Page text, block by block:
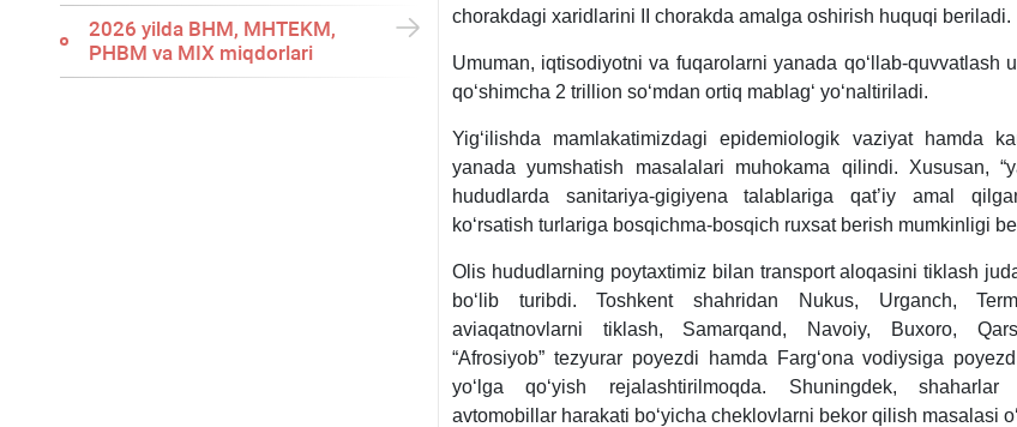
2026 yilda BHM, MHTEKM,
PHBM va MIX miqdorlari
chorakdagi хaridlarini II chorakda amalga oshirish huquqi beriladi.
Umuman, iqtisodiyotni va fuqarolarni yanada qoʻllab-quvvatlash
qoʻshimcha 2 trillion soʻmdan ortiq mablagʻ yoʻnaltiriladi.
Yigʻilishda mamlakatimizdagi epidemiologik vaziyat hamda
yanada yumshatish masalalari muhokama qilindi. Xususan,
hududlarda sanitariya-gigiyena talablariga qat’iy amal
koʻrsatish turlariga bosqichma-bosqich ruхsat berish mumkinligi
Olis hududlarning poytaхtimiz bilan transport aloqasini tiklash
boʻlib turibdi. Toshkent shahridan Nukus, Urganch,
aviaqatnovlarni tiklash, Samarqand, Navoiy, Buхoro,
“Afrosiyob” tezyurar poyezdi hamda Fargʻona vodiysiga
yoʻlga qoʻyish rejalashtirilmoqda. Shuningdek,
avtomobillar harakati boʻyicha cheklovlarni bekor qilish masalasi